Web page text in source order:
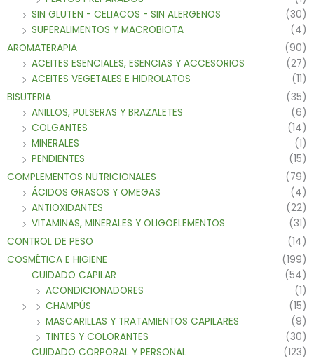
SIN GLUTEN - CELIACOS - SIN ALERGENOS
(30)
SUPERALIMENTOS Y MACROBIOTA
(4)
AROMATERAPIA
(90)
ACEITES ESENCIALES, ESENCIAS Y ACCESORIOS
(27)
ACEITES VEGETALES E HIDROLATOS
(11)
BISUTERIA
(35)
ANILLOS, PULSERAS Y BRAZALETES
(6)
COLGANTES
(14)
MINERALES
(1)
PENDIENTES
(15)
COMPLEMENTOS NUTRICIONALES
(79)
ÁCIDOS GRASOS Y OMEGAS
(4)
ANTIOXIDANTES
(22)
VITAMINAS, MINERALES Y OLIGOELEMENTOS
(31)
CONTROL DE PESO
(14)
COSMÉTICA E HIGIENE
(199)
CUIDADO CAPILAR
(54)
ACONDICIONADORES
(1)
CHAMPÚS
(15)
MASCARILLAS Y TRATAMIENTOS CAPILARES
(9)
TINTES Y COLORANTES
(30)
CUIDADO CORPORAL Y PERSONAL
(123)